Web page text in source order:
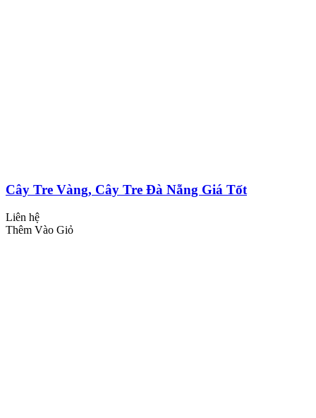
Cây Tre Vàng, Cây Tre Đà Nẵng Giá Tốt
Liên hệ
Thêm Vào Giỏ